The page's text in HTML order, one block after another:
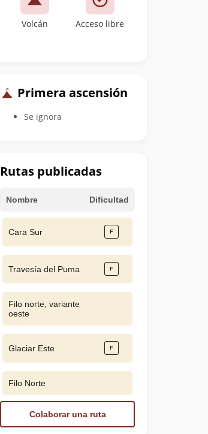
Volcán Acceso libre
Primera ascensión
Se ignora
Rutas publicadas
Nombre Dificultad
Cara Sur
Travesía del Puma
Filo norte, variante
oeste
Glaciar Este
Filo Norte
Colaborar una ruta